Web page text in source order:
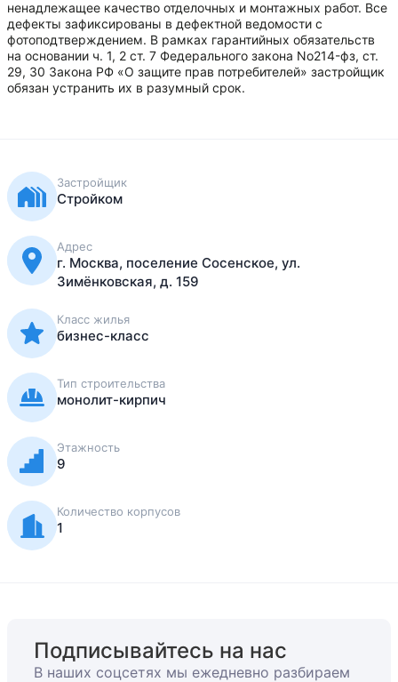
ненадлежащее качество отделочных и монтажных работ. Все
дефекты зафиксированы в дефектной ведомости с
фотоподтверждением. В рамках гарантийных обязательств
на основании ч. 1, 2 ст. 7 Федерального закона No214-фз, ст.
29, 30 Закона РФ «О защите прав потребителей» застройщик
обязан устранить их в разумный срок.
Застройщик
Стройком
Адрес
г. Москва, поселение Сосенское, ул.
Зимёнковская, д. 159
Класс жилья
бизнес-класс
Тип строительства
монолит-кирпич
Этажность
9
Количество корпусов
1
Подписывайтесь на нас
В наших соцсетях мы ежедневно разбираем